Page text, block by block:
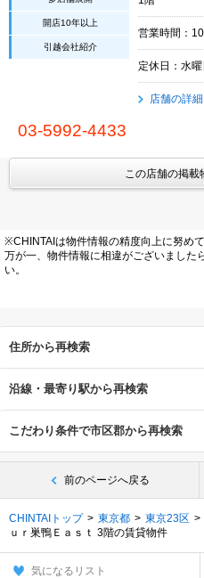
開店10年以上
引越会社紹介
営業時間：
定休日：水曜
店舗の詳
03-5992-4433
この店舗の掲載
※CHINTAIは物件情報の精度向上に努めて
万が一、物件情報に相違がございました
い。
住所から再検索
沿線・最寄り駅から再検索
こだわり条件で市区郡から再検索
前のページへ戻る
CHINTAIトップ 東京都 東京23区
ｕｒ巣鴨Ｅａｓｔ 3階の賃貸物件
気になるリスト